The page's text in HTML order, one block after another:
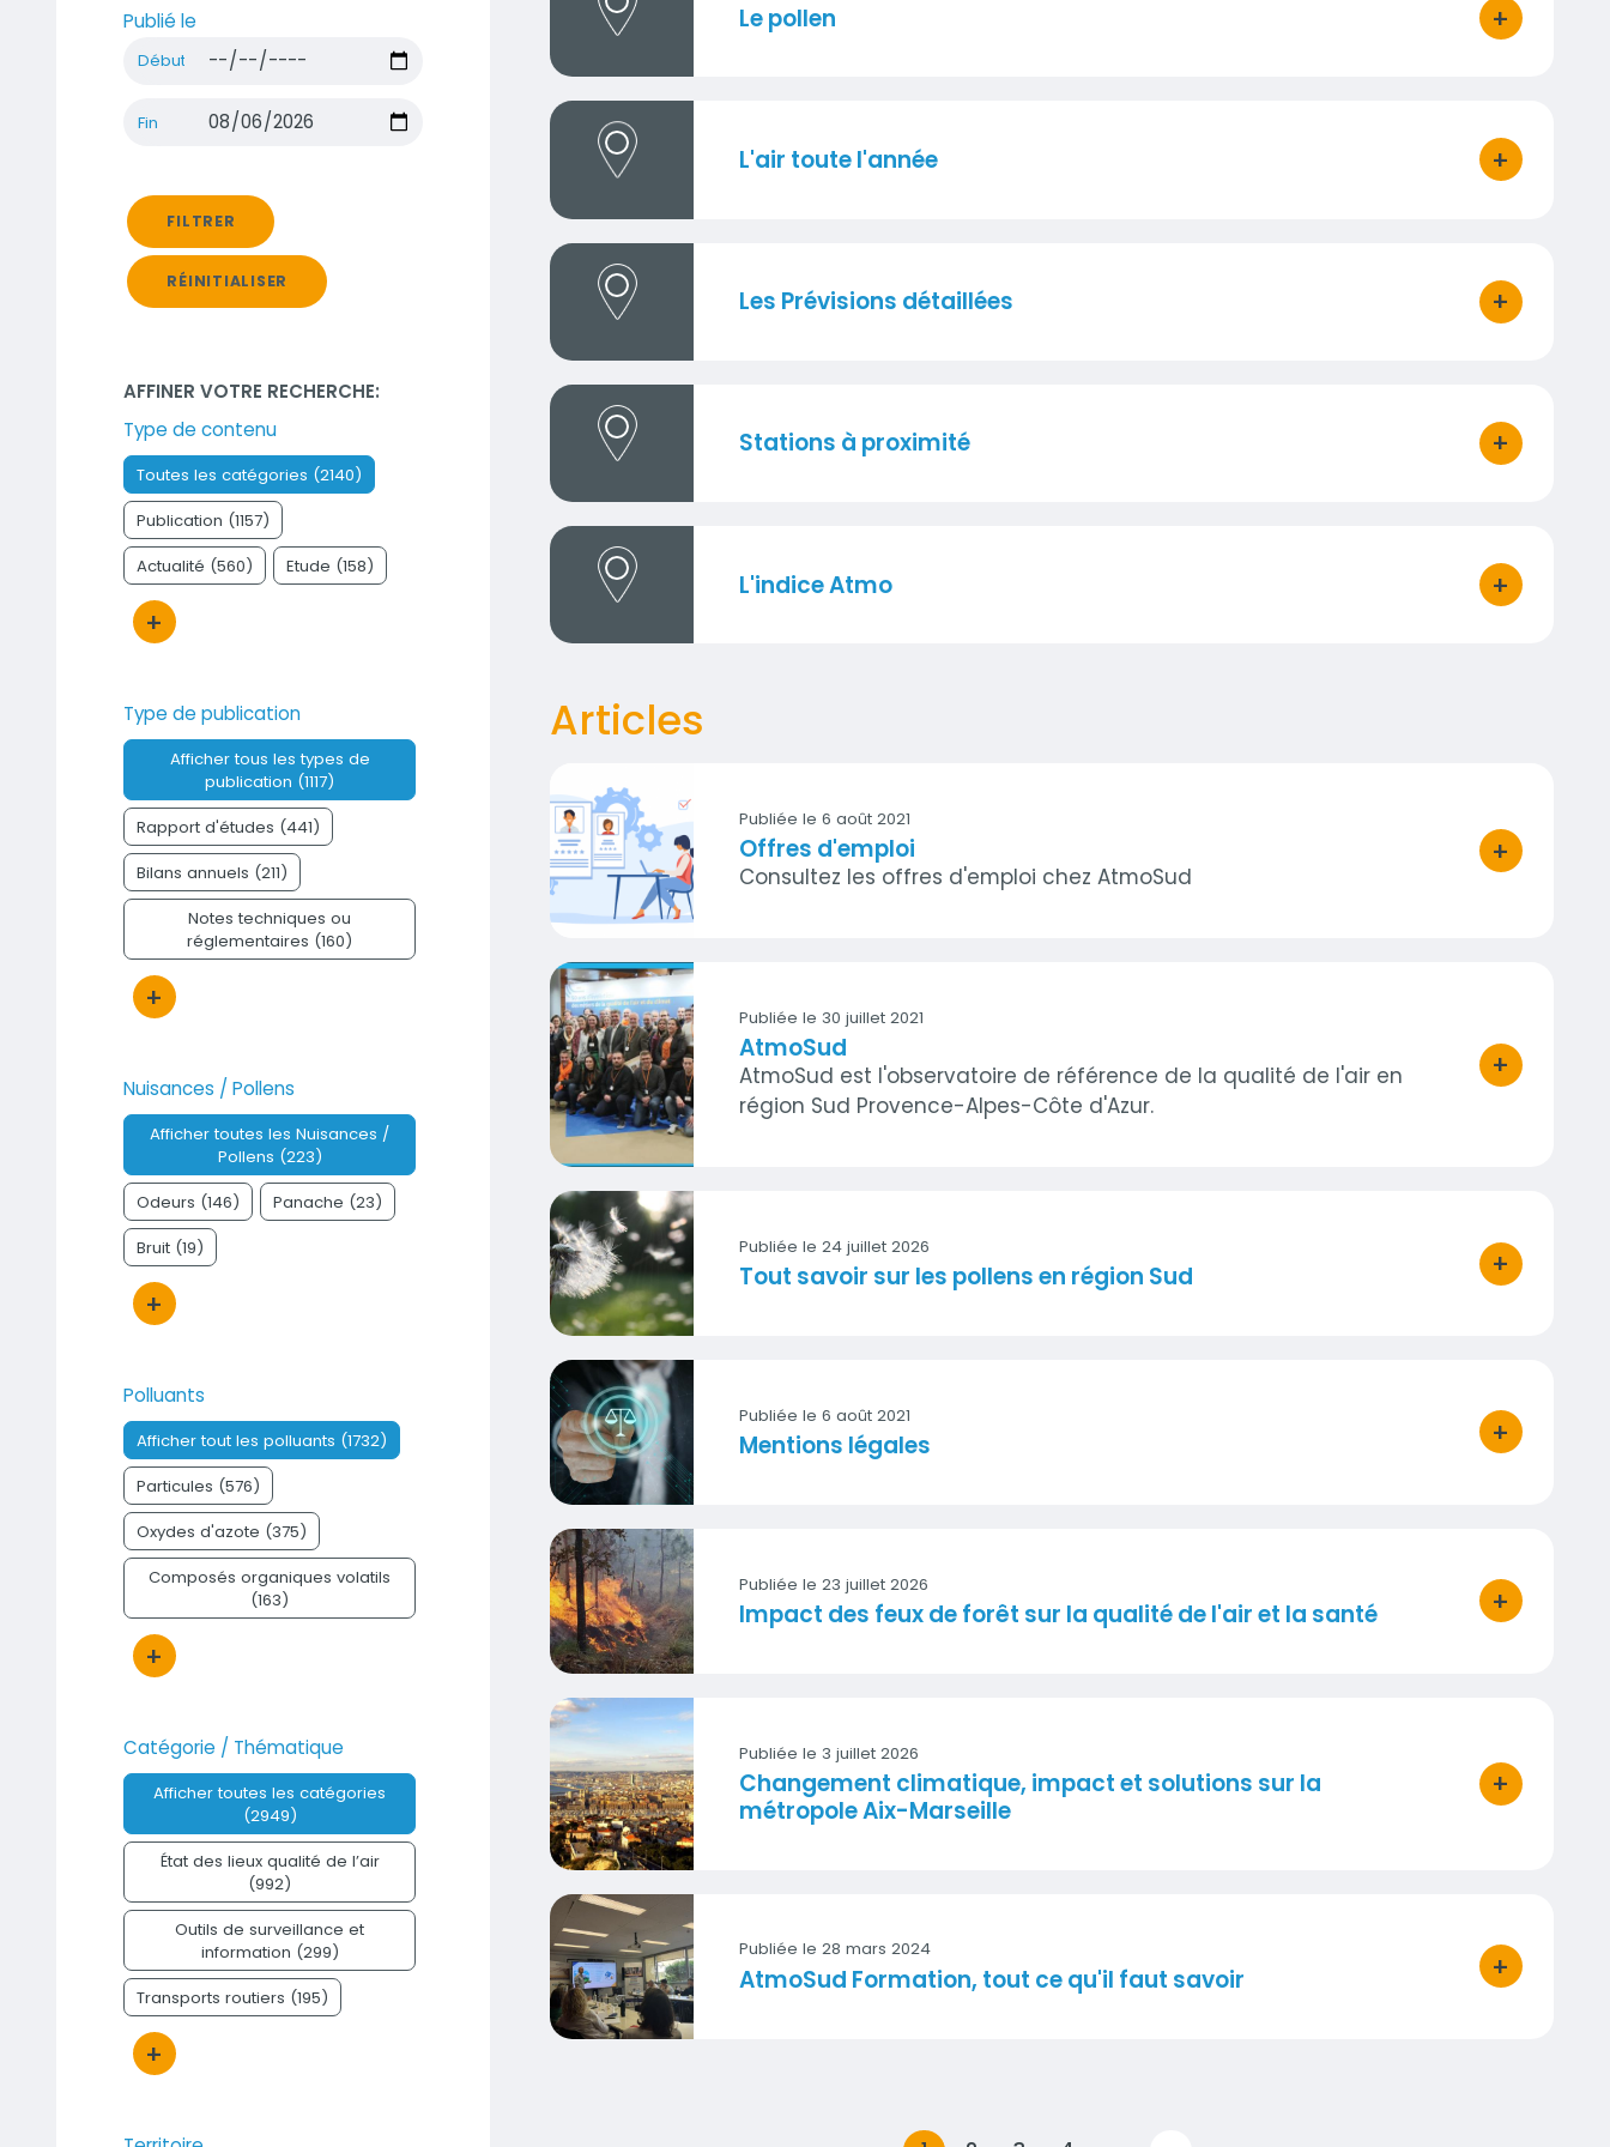
Publié le
Début
Fin
FILTRER
RÉINITIALISER
AFFINER VOTRE RECHERCHE:
Type de contenu
Toutes les catégories (2140)
Publication (1157)
Actualité (560)
Etude (158)
+
Bouton d'actions
Type de publication
Afficher tous les types de
publication (1117)
Rapport d'études (441)
Bilans annuels (211)
Notes techniques ou
réglementaires (160)
+
Bouton d'actions
Nuisances / Pollens
Afficher toutes les Nuisances /
Pollens (223)
Odeurs (146)
Panache (23)
Bruit (19)
+
Bouton d'actions
Polluants
Afficher tout les polluants (1732)
Particules (576)
Oxydes d'azote (375)
Composés organiques volatils
(163)
+
Bouton d'actions
Catégorie / Thématique
Afficher toutes les catégories
(2949)
État des lieux qualité de l’air
(992)
Outils de surveillance et
information (299)
Transports routiers (195)
+
Bouton d'actions
Le pollen +
bouton
L'air toute l'année +
bouton
Les Prévisions détaillées +
bouton
Stations à proximité +
bouton
L'indice Atmo +
bouton
Articles
Visuel
Publiée le 6 août 2021
Offres d'emploi
Consultez les offres d'emploi chez AtmoSud
+
bouton
Visuel
Publiée le 30 juillet 2021
AtmoSud
AtmoSud est l'observatoire de référence de la qualité de l'air en
région Sud Provence-Alpes-Côte d'Azur.
+
bouton
Visuel
Publiée le 24 juillet 2026
Tout savoir sur les pollens en région Sud +
bouton
Visuel
Publiée le 6 août 2021
Mentions légales +
bouton
Visuel
Publiée le 23 juillet 2026
Impact des feux de forêt sur la qualité de l'air et la santé +
bouton
Visuel
Publiée le 3 juillet 2026
Changement climatique, impact et solutions sur la
métropole Aix-Marseille
+
bouton
Visuel
Publiée le 28 mars 2024
AtmoSud Formation, tout ce qu'il faut savoir +
bouton